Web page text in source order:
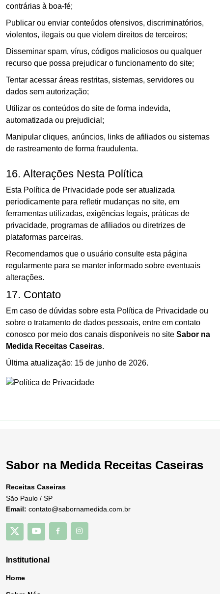
contrárias à boa-fé;
Publicar ou enviar conteúdos ofensivos, discriminatórios,
violentos, ilegais ou que violem direitos de terceiros;
Disseminar spam, vírus, códigos maliciosos ou qualquer
recurso que possa prejudicar o funcionamento do site;
Tentar acessar áreas restritas, sistemas, servidores ou
dados sem autorização;
Utilizar os conteúdos do site de forma indevida,
automatizada ou prejudicial;
Manipular cliques, anúncios, links de afiliados ou sistemas
de rastreamento de forma fraudulenta.
16. Alterações Nesta Política
Esta Política de Privacidade pode ser atualizada
periodicamente para refletir mudanças no site, em
ferramentas utilizadas, exigências legais, práticas de
privacidade, programas de afiliados ou diretrizes de
plataformas parceiras.
Recomendamos que o usuário consulte esta página
regularmente para se manter informado sobre eventuais
alterações.
17. Contato
Em caso de dúvidas sobre esta Política de Privacidade ou
sobre o tratamento de dados pessoais, entre em contato
conosco por meio dos canais disponíveis no site Sabor na
Medida Receitas Caseiras.
Última atualização: 15 de junho de 2026.
Sabor na Medida Receitas Caseiras
Receitas Caseiras
São Paulo / SP
Email: contato@sabornamedida.com.br
Institutional
Home